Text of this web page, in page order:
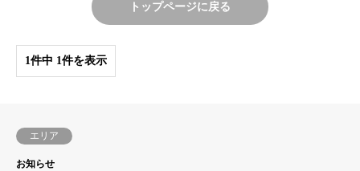
トップページに戻る
1件中 1件を表示
エリア
お知らせ